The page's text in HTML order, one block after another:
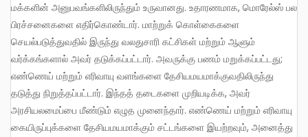
மக்களின் அனுபவங்களிலிருந்தும் உருவானது. உதாரணமாக, மொரேல்ஸ் பல
பிரச்சனைகளை எதிர்கொண்டார். மாற்றுக் கொள்கைகளை
செயல்படுத்துவதில் இருந்து வலதுசாரி கட்சிகள் மற்றும் ஆளும்
வர்க்கங்களால் அவர் தடுக்கப்பட்டார். அவருக்கு பணம் மறுக்கப்பட்டது;
எண்ணெய் மற்றும் எரிவாயு வளங்களை தேசியமயமாக்குவதிலிருந்து
தடுத்து நிறுத்தப்பட்டார். இந்தத் தடைகளை முறியடிக்க, அவர்
அரசியலமைப்பை மீண்டும் எழுத முனைந்தார். எண்ணெய் மற்றும் எரிவாயு
கையிருப்புக்களை தேசியமயமாக்கும் சட்டங்களை இயற்றவும், அனைத்து